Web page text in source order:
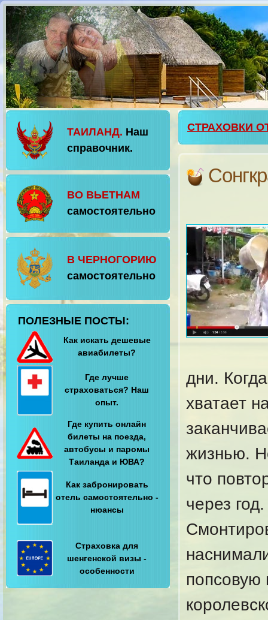
ТАИЛАНД. Наш
справочник.
ВО ВЬЕТНАМ
самостоятельно
В ЧЕРНОГОРИЮ
самостоятельно
ПОЛЕЗНЫЕ ПОСТЫ:
Как искать дешевые
авиабилеты?
Где лучше
страховаться? Наш
опыт.
Где купить онлайн
билеты на поезда,
автобусы и паромы
Таиланда и ЮВА?
Как забронировать
отель самостоятельно -
нюансы
Страховка для
шенгенской визы -
особенности
СТРАХОВКИ
дни.
хватает
жизнью.
что
через год.
попсовую